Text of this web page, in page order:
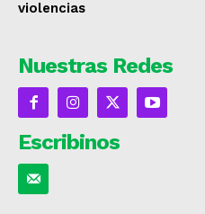
violencias
Nuestras Redes
Escribinos